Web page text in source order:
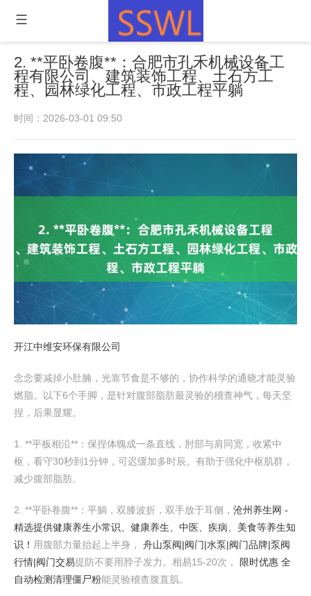
2. **平卧卷腹**：合肥市孔禾机械设备工
程有限公司、建筑装饰工程、土石方工
程、园林绿化工程、市政工程平躺
时间：2026-03-01 09:50
开江中维安环保有限公司
念念要减掉小肚腩，光靠节食是不够的，协作科学的通晓才能灵验
燃脂。以下6个手脚，是针对腹部脂肪最灵验的稽查神气，每天坚
捏，后果显耀。
1. **平板相沿**：保捏体魄成一条直线，肘部与肩同宽，收紧中
枢，看守30秒到1分钟，可迟缓加多时辰。有助于强化中枢肌群，
减少腹部脂肪。
2. **平卧卷腹**：平躺，双膝波折，双手放于耳侧， 沧州养生网 -
精选提供健康养生小常识、健康养生、中医、疾病、美食等养生知
识！ 用腹部力量抬起上半身， 舟山泵阀|阀门|水泵|阀门品牌|泵阀
行情|阀门交易提防不要用脖子发力。相易15-20次，
限时优惠 全
自动检测清理僵尸粉能灵验稽查腹直肌。